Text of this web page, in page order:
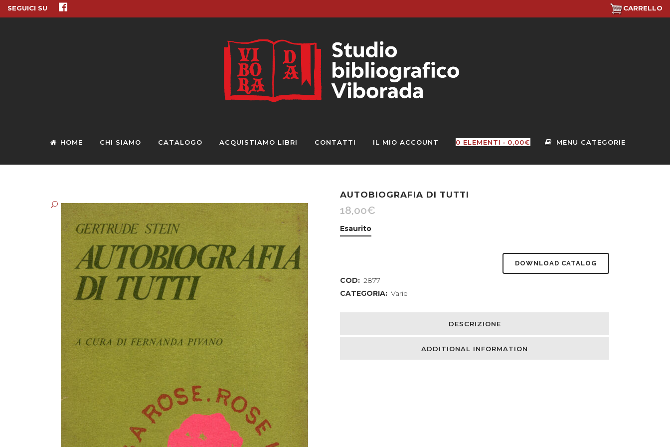
SEGUICI SU CARRELLO
HOME CHI SIAMO CATALOGO ACQUISTIAMO LIBRI CONTATTI IL MIO ACCOUNT 0 ELEMENTI 0,00€
AUTOBIOGRAFIA DI TUTTI
18,00€
Esaurito
DOWNLOAD CATALOG
COD: 2877
CATEGORIA: Varie
DESCRIZIONE
ADDITIONAL INFORMATION